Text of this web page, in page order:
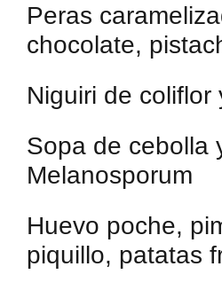
Peras
chocolate,
Niguiri de coliflor
Sopa de cebolla
Melanosporum
Huevo poche,
piquillo, patatas